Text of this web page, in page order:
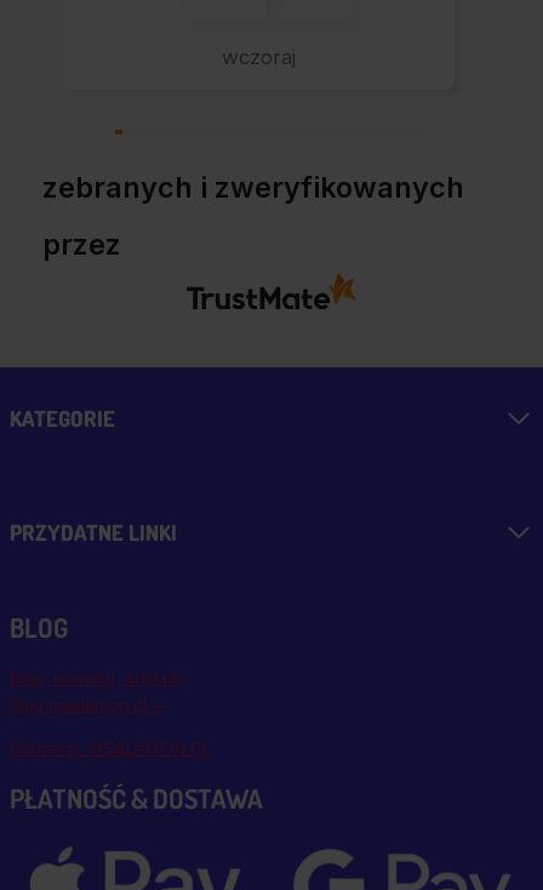
wszystko perfekt.
wczoraj
zebranych i zweryfikowanych
przez
KATEGORIE
PRZYDATNE LINKI
BLOG
Blog, nowości, artykuły
Blog msalamon.pl →
Partnerzy MSALAMON.PL
PŁATNOŚĆ & DOSTAWA